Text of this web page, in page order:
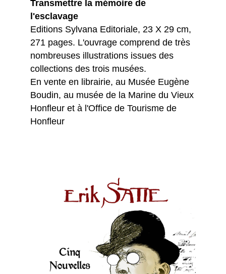
Transmettre la mémoire de
l'esclavage
Editions Sylvana Editoriale, 23 X 29 cm,
271 pages. L'ouvrage comprend de très
nombreuses illustrations issues des
collections des trois musées.
En vente en librairie, au Musée Eugène
Boudin, au musée de la Marine du Vieux
Honfleur et à l'Office de Tourisme de
Honfleur